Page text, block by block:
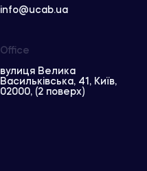
info@ucab.ua
Office
вулиця Велика
Васильківська, 41, Київ,
02000, (2 поверх)